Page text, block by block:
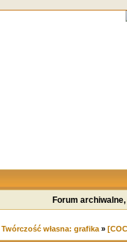
Forum
Twórczość własna: grafika»